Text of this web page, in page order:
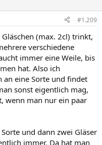
#1.209
(max. 2cl) trinkt,
verschiedene
immer eine Weile, bis
hat. Also ich
eine Sorte und findet
sonst eigentlich mag,
wenn man nur ein paar
und dann zwei Gläser
immer. Da hat man